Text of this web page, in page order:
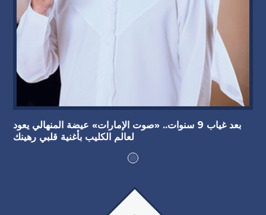
بعد غياب 9 سنوات.. «صوت الإمارات» عيضة المنهالي يعود
لعالم الكليب بأغنية قلبي رهينك